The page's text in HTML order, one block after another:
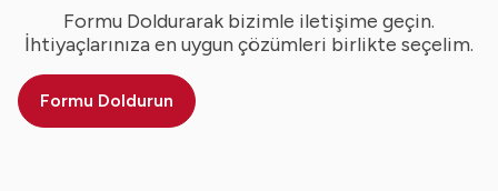
Formu Doldurarak bizimle iletişime geçin.
İhtiyaçlarınıza en uygun çözümleri birlikte seçelim.
Formu Doldurun